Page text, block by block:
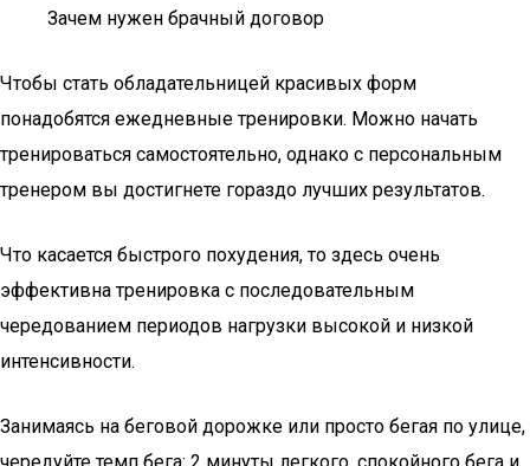
Зачем нужен брачный договор
Чтобы стать обладательницей красивых форм
понадобятся ежедневные тренировки. Можно начать
тренироваться самостоятельно, однако с персональным
тренером вы достигнете гораздо лучших результатов.
Что касается быстрого похудения, то здесь очень
эффективна тренировка с последовательным
чередованием периодов нагрузки высокой и низкой
интенсивности.
Занимаясь на беговой дорожке или просто бегая по улице,